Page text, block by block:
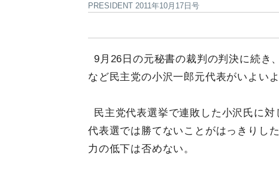
PRESIDENT 2011年10月17日号
9月26日の元秘書の裁判の判決に続き
など民主党の小沢一郎元代表がいよい
民主党代表選挙で連敗した小沢氏に
代表選では勝てないことがはっきりし
力の低下は否めない。